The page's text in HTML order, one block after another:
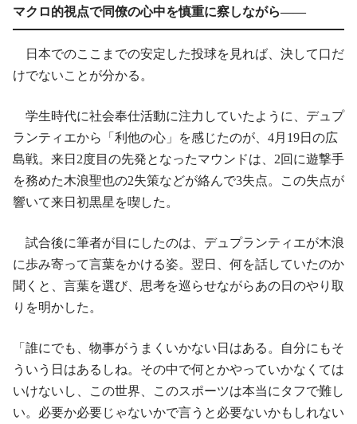
マクロ的視点で同僚の心中を慎重に察しながら――
日本でのここまでの安定した投球を見れば、決して口だ
けでないことが分かる。
学生時代に社会奉仕活動に注力していたように、デュプ
ランティエから「利他の心」を感じたのが、4月19日の広
島戦。来日2度目の先発となったマウンドは、2回に遊撃手
を務めた木浪聖也の2失策などが絡んで3失点。この失点が
響いて来日初黒星を喫した。
試合後に筆者が目にしたのは、デュプランティエが木浪
に歩み寄って言葉をかける姿。翌日、何を話していたのか
聞くと、言葉を選び、思考を巡らせながらあの日のやり取
りを明かした。
「誰にでも、物事がうまくいかない日はある。自分にもそ
ういう日はあるしね。その中で何とかやっていかなくては
いけないし、この世界、このスポーツは本当にタフで難し
い。必要か必要じゃないかで言うと必要ないかもしれない